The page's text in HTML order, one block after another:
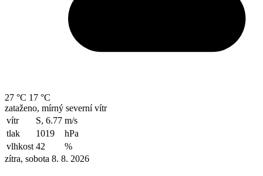
27 °C 17 °C
zataženo, mírný severní vítr
vítr
S, 6.77 m/s
tlak
1019
hPa
vlhkost 42
%
zítra, sobota 8. 8. 2026